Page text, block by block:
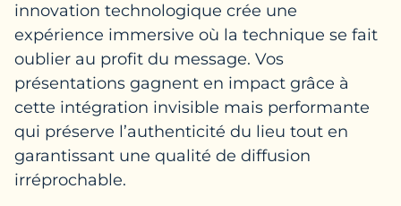
innovation technologique crée une
expérience immersive où la technique se fait
oublier au profit du message. Vos
présentations gagnent en impact grâce à
cette intégration invisible mais performante
qui préserve l’authenticité du lieu tout en
garantissant une qualité de diffusion
irréprochable.